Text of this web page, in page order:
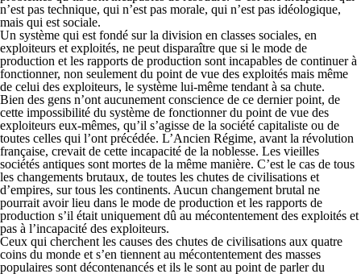
n’est pas technique, qui n’est pas morale, qui n’est pas idéologique,
mais qui est sociale.
Un système qui est fondé sur la division en classes sociales, en
exploiteurs et exploités, ne peut disparaître que si le mode de
production et les rapports de production sont incapables de continuer à
fonctionner, non seulement du point de vue des exploités mais même
de celui des exploiteurs, le système lui-même tendant à sa chute.
Bien des gens n’ont aucunement conscience de ce dernier point, de
cette impossibilité du système de fonctionner du point de vue des
exploiteurs eux-mêmes, qu’il s’agisse de la société capitaliste ou de
toutes celles qui l’ont précédée. L’Ancien Régime, avant la révolution
française, crevait de cette incapacité de la noblesse. Les vieilles
sociétés antiques sont mortes de la même manière. C’est le cas de tous
les changements brutaux, de toutes les chutes de civilisations et
d’empires, sur tous les continents. Aucun changement brutal ne
pourrait avoir lieu dans le mode de production et les rapports de
production s’il était uniquement dû au mécontentement des exploités et
pas à l’incapacité des exploiteurs.
Ceux qui cherchent les causes des chutes de civilisations aux quatre
coins du monde et s’en tiennent au mécontentement des masses
populaires sont décontenancés et ils le sont au point de parler du